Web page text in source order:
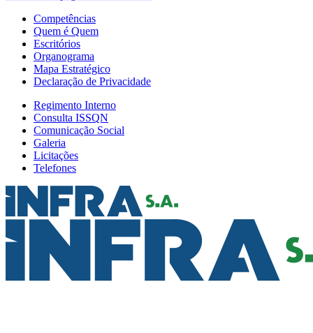
Competências
Quem é Quem
Escritórios
Organograma
Mapa Estratégico
Declaração de Privacidade
Regimento Interno
Consulta ISSQN
Comunicação Social
Galeria
Licitações
Telefones